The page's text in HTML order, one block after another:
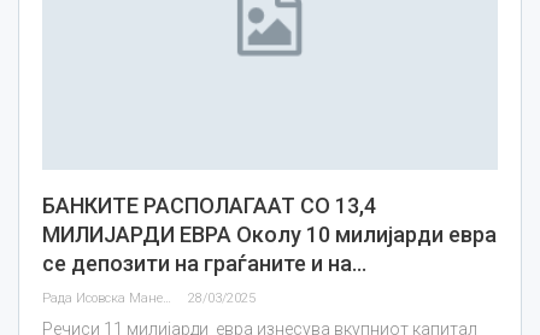
БАНКИТЕ РАСПОЛАГААТ СО 13,4
МИЛИЈАРДИ ЕВРА Околу 10 милијарди евра
се депозити на граѓаните и на…
28/03/2025
Речиси 11 милијарди евра изнесува вкупниот капитал